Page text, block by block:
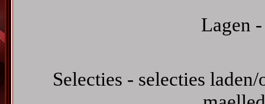
Lagen
Selecties - selecties